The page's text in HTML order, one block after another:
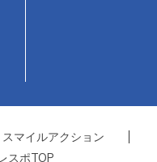
スマイルアクション
スポTOP